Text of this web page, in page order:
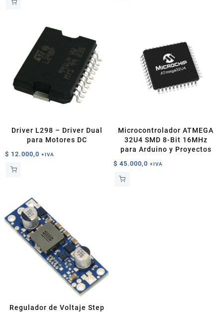
Driver L298 – Driver Dual
para Motores DC
$ 12.000,0 +IVA
Microcontrolador ATMEGA
32U4 SMD 8-Bit 16MHz
para Arduino y Proyectos
$ 45.000,0 +IVA
Regulador de Voltaje Step